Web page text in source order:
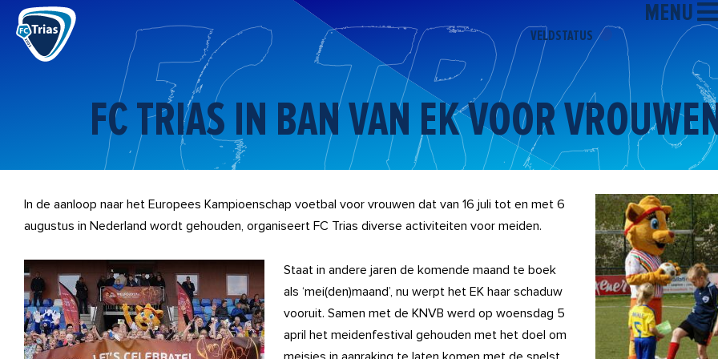
naar
VELDSTATUS
MENU
FC TRIAS IN BAN VAN EK VOOR
In de aanloop naar het Europees Kampioenschap voetbal voor vrouwen dat van 16 juli tot en met 6
augustus in Nederland wordt gehouden, organiseert FC Trias diverse activiteiten voor meiden.
Staat in andere jaren de komende maand te boek
als ‘mei(den)maand’, nu werpt het EK haar schaduw
vooruit. Samen met de KNVB werd op woensdag 5
april het meidenfestival gehouden met het doel om